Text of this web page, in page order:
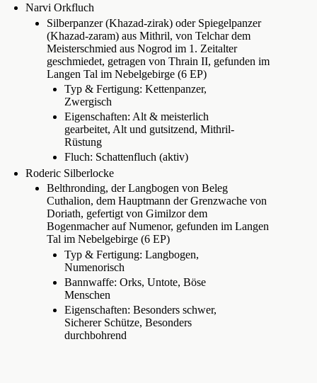
Narvi Orkfluch
Silberpanzer (Khazad-zirak) oder Spiegelpanzer
(Khazad-zaram) aus Mithril, von Telchar dem
Meisterschmied aus Nogrod im 1. Zeitalter
geschmiedet, getragen von Thrain II, gefunden im
Langen Tal im Nebelgebirge (6 EP)
Typ & Fertigung: Kettenpanzer,
Zwergisch
Eigenschaften: Alt & meisterlich
gearbeitet, Alt und gutsitzend, Mithril-
Rüstung
Fluch: Schattenfluch (aktiv)
Roderic Silberlocke
Belthronding, der Langbogen von Beleg
Cuthalion, dem Hauptmann der Grenzwache von
Doriath, gefertigt von Gimilzor dem
Bogenmacher auf Numenor, gefunden im Langen
Tal im Nebelgebirge (6 EP)
Typ & Fertigung: Langbogen,
Numenorisch
Bannwaffe: Orks, Untote, Böse
Menschen
Eigenschaften: Besonders schwer,
Sicherer Schütze, Besonders
durchbohrend